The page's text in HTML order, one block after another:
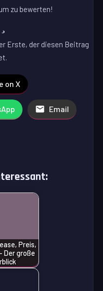
zu bewerten!
Erste, der diesen Beitrag
on X
Email
Preis,
Der große